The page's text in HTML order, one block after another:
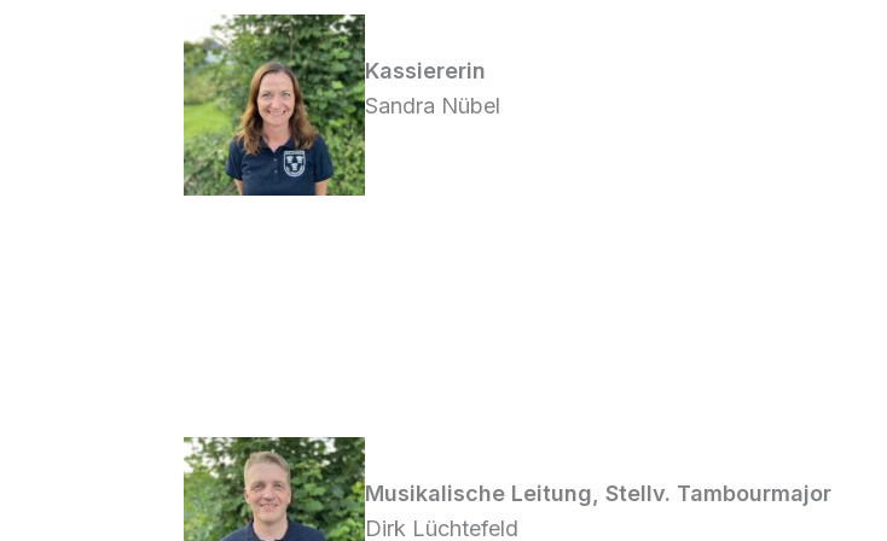
Kassiererin
Sandra Nübel
Musikalische Leitung, Stellv. Tambourmajor
Dirk Lüchtefeld